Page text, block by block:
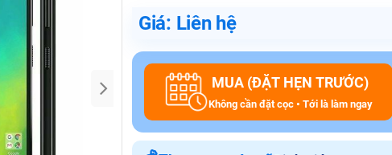
Giá: Liên hệ
MUA (ĐẶT HẸN TRƯỚC)
Không cần đặt cọc • Tới là làm ngay